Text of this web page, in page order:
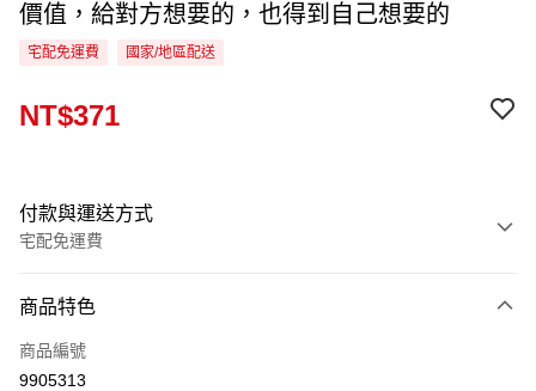
價值，給對方想要的，也得到自己想要的
宅配免運費 國家/地區配送
NT$371
付款與運送方式
宅配免運費
信用卡一次付款
LINE Pay
商品特色
商品編號
9905313